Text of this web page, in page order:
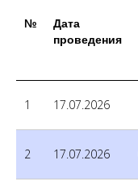
№
Дата
проведения
1 17.07.2026
2 17.07.2026